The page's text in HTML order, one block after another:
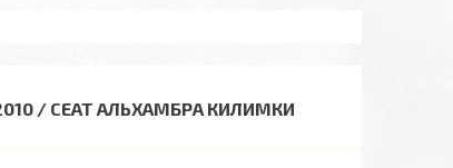
/ СЕАТ АЛЬХАМБРА КИЛИМКИ